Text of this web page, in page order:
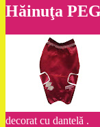
Hăinuţa
decorat cu dantelă .